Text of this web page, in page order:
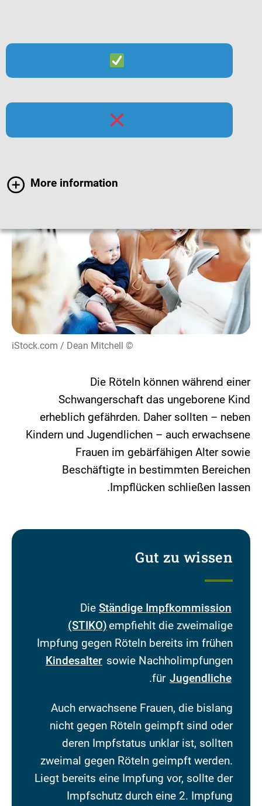
More information
Menü
Röteln-Impfung bei
Erwachsenen
© iStock.com / Dean Mitchell
Die Röteln können während einer
Schwangerschaft das ungeborene Kind
erheblich gefährden. Daher sollten – neben
Kindern und Jugendlichen – auch erwachsene
Frauen im gebärfähigen Alter sowie
Beschäftigte in bestimmten Bereichen
Impflücken schließen lassen.
Gut zu wissen
Die Ständige Impfkommission
(STIKO)empfiehlt die zweimalige
Impfung gegen Röteln bereits im frühen
Kindesalter sowie Nachholimpfungen
für Jugendliche
.
Auch erwachsene Frauen, die bislang
nicht gegen Röteln geimpft sind oder
deren Impfstatus unklar ist, sollten
zweimal gegen Röteln geimpft werden.
Liegt bereits eine Impfung vor, sollte der
Impfschutz durch eine 2. Impfung